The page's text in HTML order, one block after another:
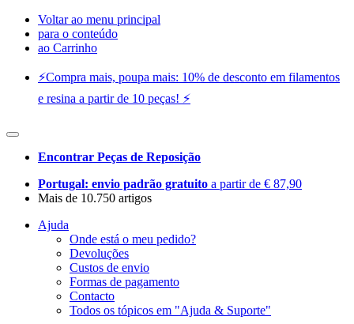
Voltar ao menu principal
para o conteúdo
ao Carrinho
⚡️Compra mais, poupa mais: 10% de desconto em filamentos
e resina a partir de 10 peças! ⚡️
Encontrar Peças de Reposição
Portugal: envio padrão gratuito a partir de € 87,90
Mais de 10.750 artigos
Ajuda
Onde está o meu pedido?
Devoluções
Custos de envio
Formas de pagamento
Contacto
Todos os tópicos em "Ajuda & Suporte"